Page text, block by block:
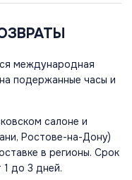
международная
подержанные часы и
салоне и
Ростове-на-Дону)
в регионы. Срок
1 до 3 дней.